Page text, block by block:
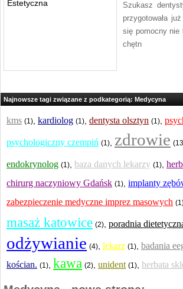
Szukasz
przygotowała
się pomocny nie
chętn
Najnowsze tagi związane z podkategorią: Medycyna
kms (1), kardiolog (1), dentysta olsztyn (1),
psychologiczny czempiń (1), zdrowie
endokrynolog (1), baza danych lekarzy (1),
chirurg naczyniowy Gdańsk (1), implanty
zabezpieczenie medyczne imprez masowych
masaż katowice (2), poradnia
odżywianie (4), lekarz (1), badania
kościan. (1), kawa (2), unident (1), herbata